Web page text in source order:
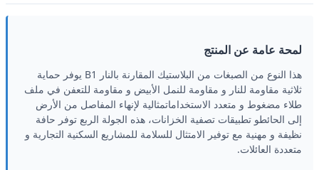
لمحة عامة عن المنتج
هذا النوع من الصبغات من البلاستيك المقارنة بالنار B1 يوفر حماية
ثلاثية مقاومة للنار و مقاومة للنمل الأبيض و مقاومة للتعفن في ملف
طلاء مضغوط و متعدد الاستخداماتمثالية لإنهاء المفاصل من الأرض
إلى الحائطو تطبيقات تصفية الخزانات، هذه الجولة الربع توفر حافة
نظيفة و مهنية مع توفير الامتثال للسلامة للمشاريع السكنية التجارية و
متعددة العائلات.